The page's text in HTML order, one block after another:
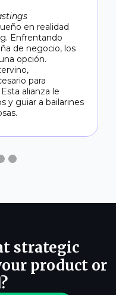
en realidad
Enfrentando
de negocio, los
opción.
para
alianza le
y guiar a bailarines
strategic
product or